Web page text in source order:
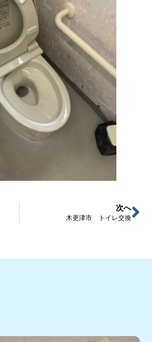
次へ
木更津市 トイレ交換